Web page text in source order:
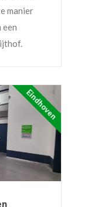
manier
een
Eindhoven